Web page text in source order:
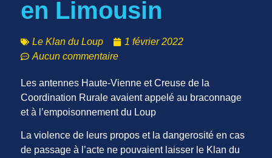
en Limousin
Le Klan du Loup
1 février 2022
Aucun commentaire
Les antennes Haute-Vienne et Creuse de la
Coordination Rurale avaient appelé au braconnage
et à l’empoisonnement du Loup
La violence de leurs propos et la dangerosité en cas
de passage à l’acte ne pouvaient laisser le Klan du